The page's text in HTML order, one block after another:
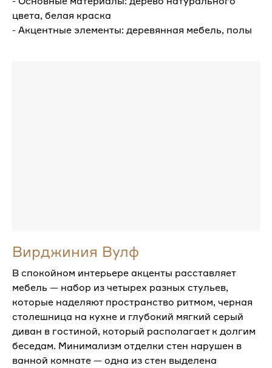
цвета, белая краска
- Акцентные элементы: деревянная мебель, полы
Вирджиния Вулф
В спокойном интерьере акценты расставляет
мебель — набор из четырех разных стульев,
которые наделяют пространство ритмом, черная
столешница на кухне и глубокий мягкий серый
диван в гостиной, который располагает к долгим
беседам. Минимализм отделки стен нарушен в
ванной комнате — одна из стен выделена